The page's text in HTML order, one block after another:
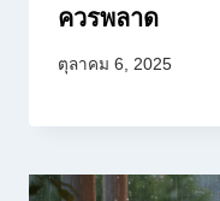
ควรพลาด
ตุลาคม 6, 2025